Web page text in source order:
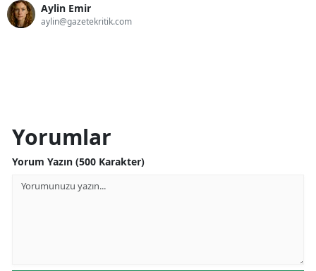
Aylin Emir
aylin@gazetekritik.com
Yorumlar
Yorum Yazın (500 Karakter)